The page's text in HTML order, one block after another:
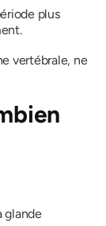
plus
vertébrale, ne
glande